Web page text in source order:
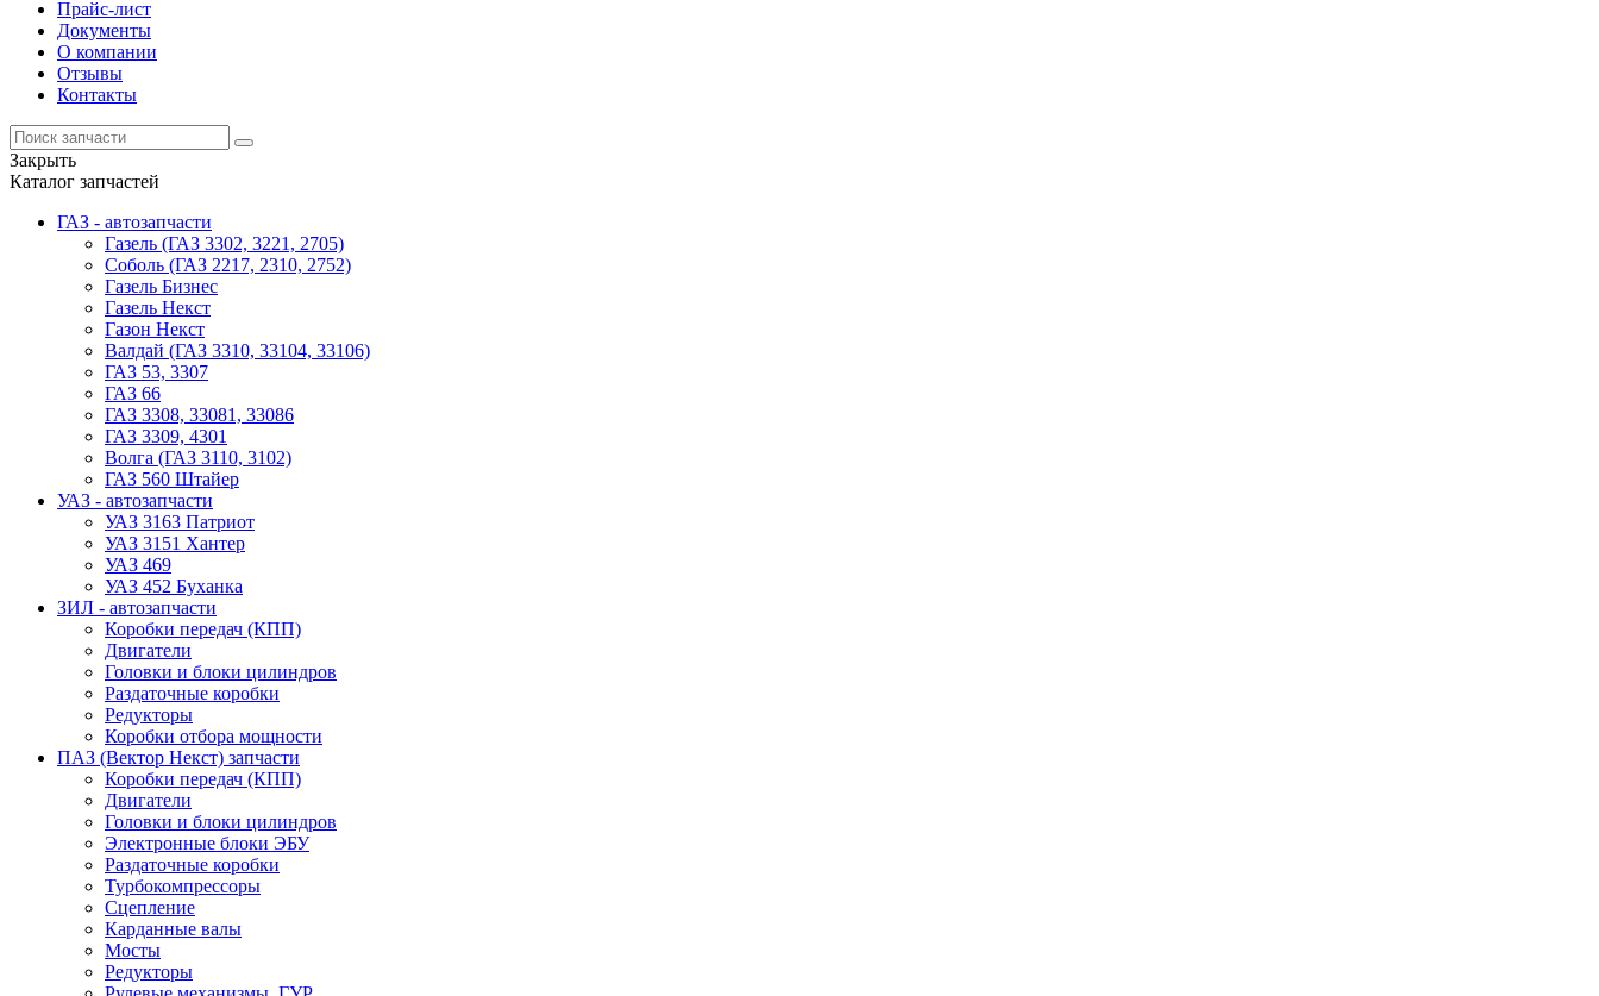
Прайс-лист
Документы
О компании
Отзывы
Контакты
Закрыть
Каталог запчастей
ГАЗ - автозапчасти
Газель (ГАЗ 3302, 3221, 2705)
Соболь (ГАЗ 2217, 2310, 2752)
Газель Бизнес
Газель Некст
Газон Некст
Валдай (ГАЗ 3310, 33104, 33106)
ГАЗ 53, 3307
ГАЗ 66
ГАЗ 3308, 33081, 33086
ГАЗ 3309, 4301
Волга (ГАЗ 3110, 3102)
ГАЗ 560 Штайер
УАЗ - автозапчасти
УАЗ 3163 Патриот
УАЗ 3151 Хантер
УАЗ 469
УАЗ 452 Буханка
ЗИЛ - автозапчасти
Коробки передач (КПП)
Двигатели
Головки и блоки цилиндров
Раздаточные коробки
Редукторы
Коробки отбора мощности
ПАЗ (Вектор Некст) запчасти
Коробки передач (КПП)
Двигатели
Головки и блоки цилиндров
Электронные блоки ЭБУ
Раздаточные коробки
Турбокомпрессоры
Сцепление
Карданные валы
Мосты
Редукторы